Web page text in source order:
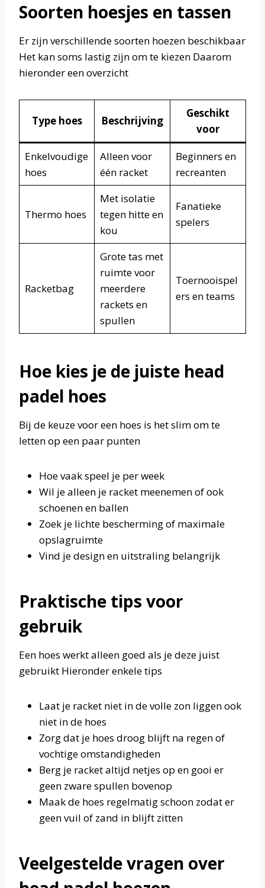
Soorten hoesjes en tassen
Er zijn verschillende soorten hoezen beschikbaar
Het kan soms lastig zijn om te kiezen Daarom
hieronder een overzicht
Type hoes Beschrijving
Geschikt
voor
Enkelvoudige
hoes
Alleen voor
één racket
Beginners en
recreanten
Thermo hoes
Met isolatie
tegen hitte en
kou
Fanatieke
spelers
Racketbag
Grote tas met
ruimte voor
meerdere
rackets en
spullen
Toernooispel
ers en teams
Hoe kies je de juiste head
padel hoes
Bij de keuze voor een hoes is het slim om te
letten op een paar punten
Hoe vaak speel je per week
Wil je alleen je racket meenemen of ook
schoenen en ballen
Zoek je lichte bescherming of maximale
opslagruimte
Vind je design en uitstraling belangrijk
Praktische tips voor
gebruik
Een hoes werkt alleen goed als je deze juist
gebruikt Hieronder enkele tips
Laat je racket niet in de volle zon liggen ook
niet in de hoes
Zorg dat je hoes droog blijft na regen of
vochtige omstandigheden
Berg je racket altijd netjes op en gooi er
geen zware spullen bovenop
Maak de hoes regelmatig schoon zodat er
geen vuil of zand in blijft zitten
Veelgestelde vragen over